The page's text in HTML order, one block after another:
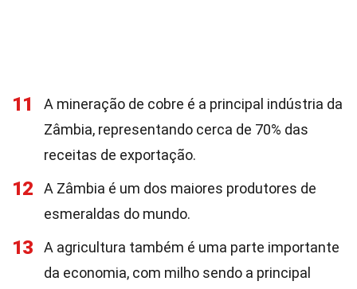
11
A mineração de cobre é a principal indústria da
Zâmbia, representando cerca de 70% das
receitas de exportação.
12
A Zâmbia é um dos maiores produtores de
esmeraldas do mundo.
13
A agricultura também é uma parte importante
da economia, com milho sendo a principal